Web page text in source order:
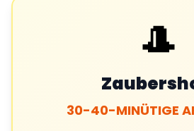
🎩
30-40-MINÜTIGE